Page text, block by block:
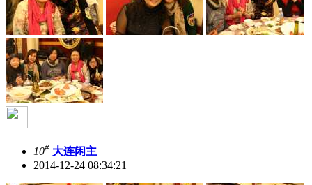
10# 大连闲主
2014-12-24 08:34:21